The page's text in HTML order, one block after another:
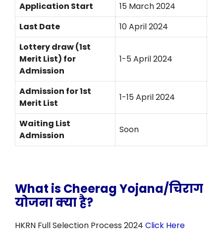
Application Start
15 March 2024
Last Date
10 April 2024
Lottery draw (1st
Merit List) for
Admission
1-5 April 2024
Admission for 1st
Merit List
1-15 April 2024
Waiting List
Admission
Soon
What is Cheerag Yojana/चिराग
योजना क्या है?
HKRN Full Selection Process 2024 Click Here